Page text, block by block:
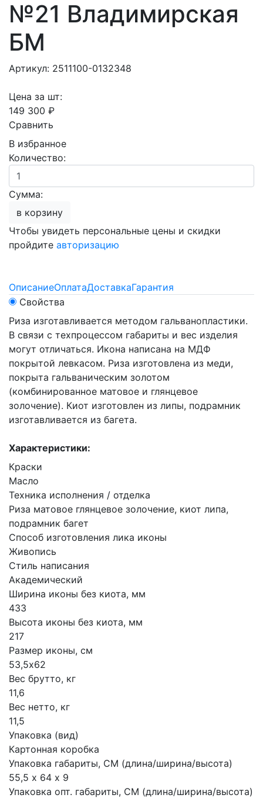
№21 Владимирская
БМ
Артикул: 2511100-0132348
Цена за шт:
149 300 ₽
Сравнить
В избранное
Количество:
Сумма:
в корзину
Чтобы увидеть персональные цены и скидки
пройдите авторизацию
ОписаниеОплатаДоставкаГарантия
Свойства
Риза изготавливается методом гальванопластики.
В связи с техпроцессом габариты и вес изделия
могут отличаться. Икона написана на МДФ
покрытой левкасом. Риза изготовлена из меди,
покрыта гальваническим золотом
(комбинированное матовое и глянцевое
золочение). Киот изготовлен из липы, подрамник
изготавливается из багета.
Характеристики:
Краски
Масло
Техника исполнения / отделка
Риза матовое глянцевое золочение, киот липа,
подрамник багет
Способ изготовления лика иконы
Живопись
Стиль написания
Академический
Ширина иконы без киота, мм
433
Высота иконы без киота, мм
217
Размер иконы, см
53,5х62
Вес брутто, кг
11,6
Вес нетто, кг
11,5
Упаковка (вид)
Картонная коробка
Упаковка габариты, СМ (длина/ширина/высота)
55,5 х 64 х 9
Упаковка опт. габариты, СМ (длина/ширина/высота)